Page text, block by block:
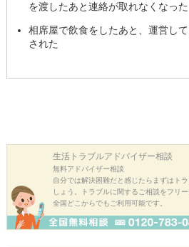
を渡したあと連絡が取れなくなった
相席屋で飲食をしたあと、運営し
された
生活トラブルアドバイザー相談
無料アドバイザー相談
自分では解決困難だと感じたらまずはト
しょう。トラブルに関するご相談をフリ
全国どこからでもご利用可能です。